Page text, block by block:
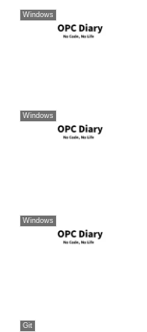
Windows
Windows
Windows
Git